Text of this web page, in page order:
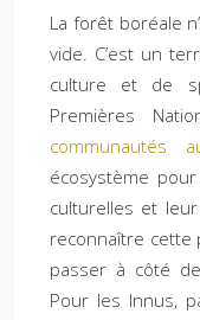
La forêt boréale
vide. C’est un
culture et de
Premières
communautés
écosystème
culturelles et
reconnaître cette
passer à côté
Pour les Innus,